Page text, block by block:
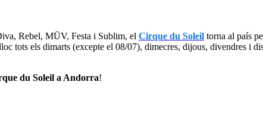
Rebel, MŪV, Festa i Sublim, el Cirque du Soleil torna al país
tots els dimarts (excepte el 08/07), dimecres, dijous, divendres i
du Soleil a Andorra!